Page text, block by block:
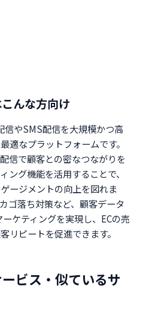
んな方向け
やSMS配信を大規模かつ高
適なプラットフォームです。
信で顧客との密なつながりを
ング機能を活用することで、
ージメントの向上を図れま
ゴ落ち対策など、顧客データ
ケティングを実現し、ECの売
リピートを促進できます。
ビス・似ているサ